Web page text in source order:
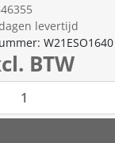
levertijd
W21ESO1640
BTW